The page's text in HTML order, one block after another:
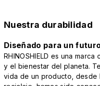
Nuestra durabilidad
Diseñado para un
RHINOSHIELD es una
y el bienestar del planeta.
vida de un producto, desde